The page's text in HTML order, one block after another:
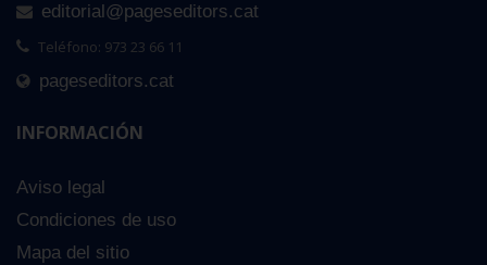
editorial@pageseditors.cat
Teléfono: 973 23 66 11
pageseditors.cat
INFORMACIÓN
Aviso legal
Condiciones de uso
Mapa del sitio